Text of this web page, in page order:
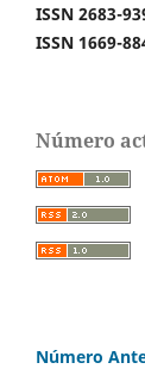
ISSN 2683-
ISSN 1669-
Número
Número